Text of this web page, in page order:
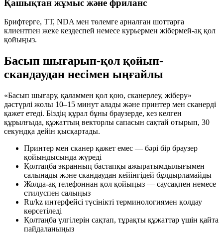
Қашықтан жұмыс және фриланс
Брифтерге, ТТ, NDA мен төлемге арналған шоттарға
клиентпен жеке кездеспей немесе курьермен жібермей-ақ қол
қойыңыз.
Басып шығарып-қол қойып-
скандаудан несімен ыңғайлы
«Басып шығару, қаламмен қол қою, сканерлеу, жіберу»
дәстүрлі жолы 10–15 минут алады және принтер мен сканерді
қажет етеді. Біздің құрал бұны браузерде, кез келген
құрылғыда, құжаттың векторлы сапасын сақтай отырып, 30
секундқа дейін қысқартады.
Принтер мен сканер қажет емес — бәрі бір браузер
қойындысында жүреді
Қолтаңба экранның бастапқы ажыратымдылығымен
салынады және скандаудан кейінгідей бұлдырламайды
Жолда-ақ телефоннан қол қойыңыз — саусақпен немесе
стилуспен салыңыз
Ru/kz интерфейсі түсінікті терминологиямен қолдау
көрсетіледі
Қолтаңба үлгілерін сақтап, тұрақты құжаттар үшін қайта
пайдаланыңыз